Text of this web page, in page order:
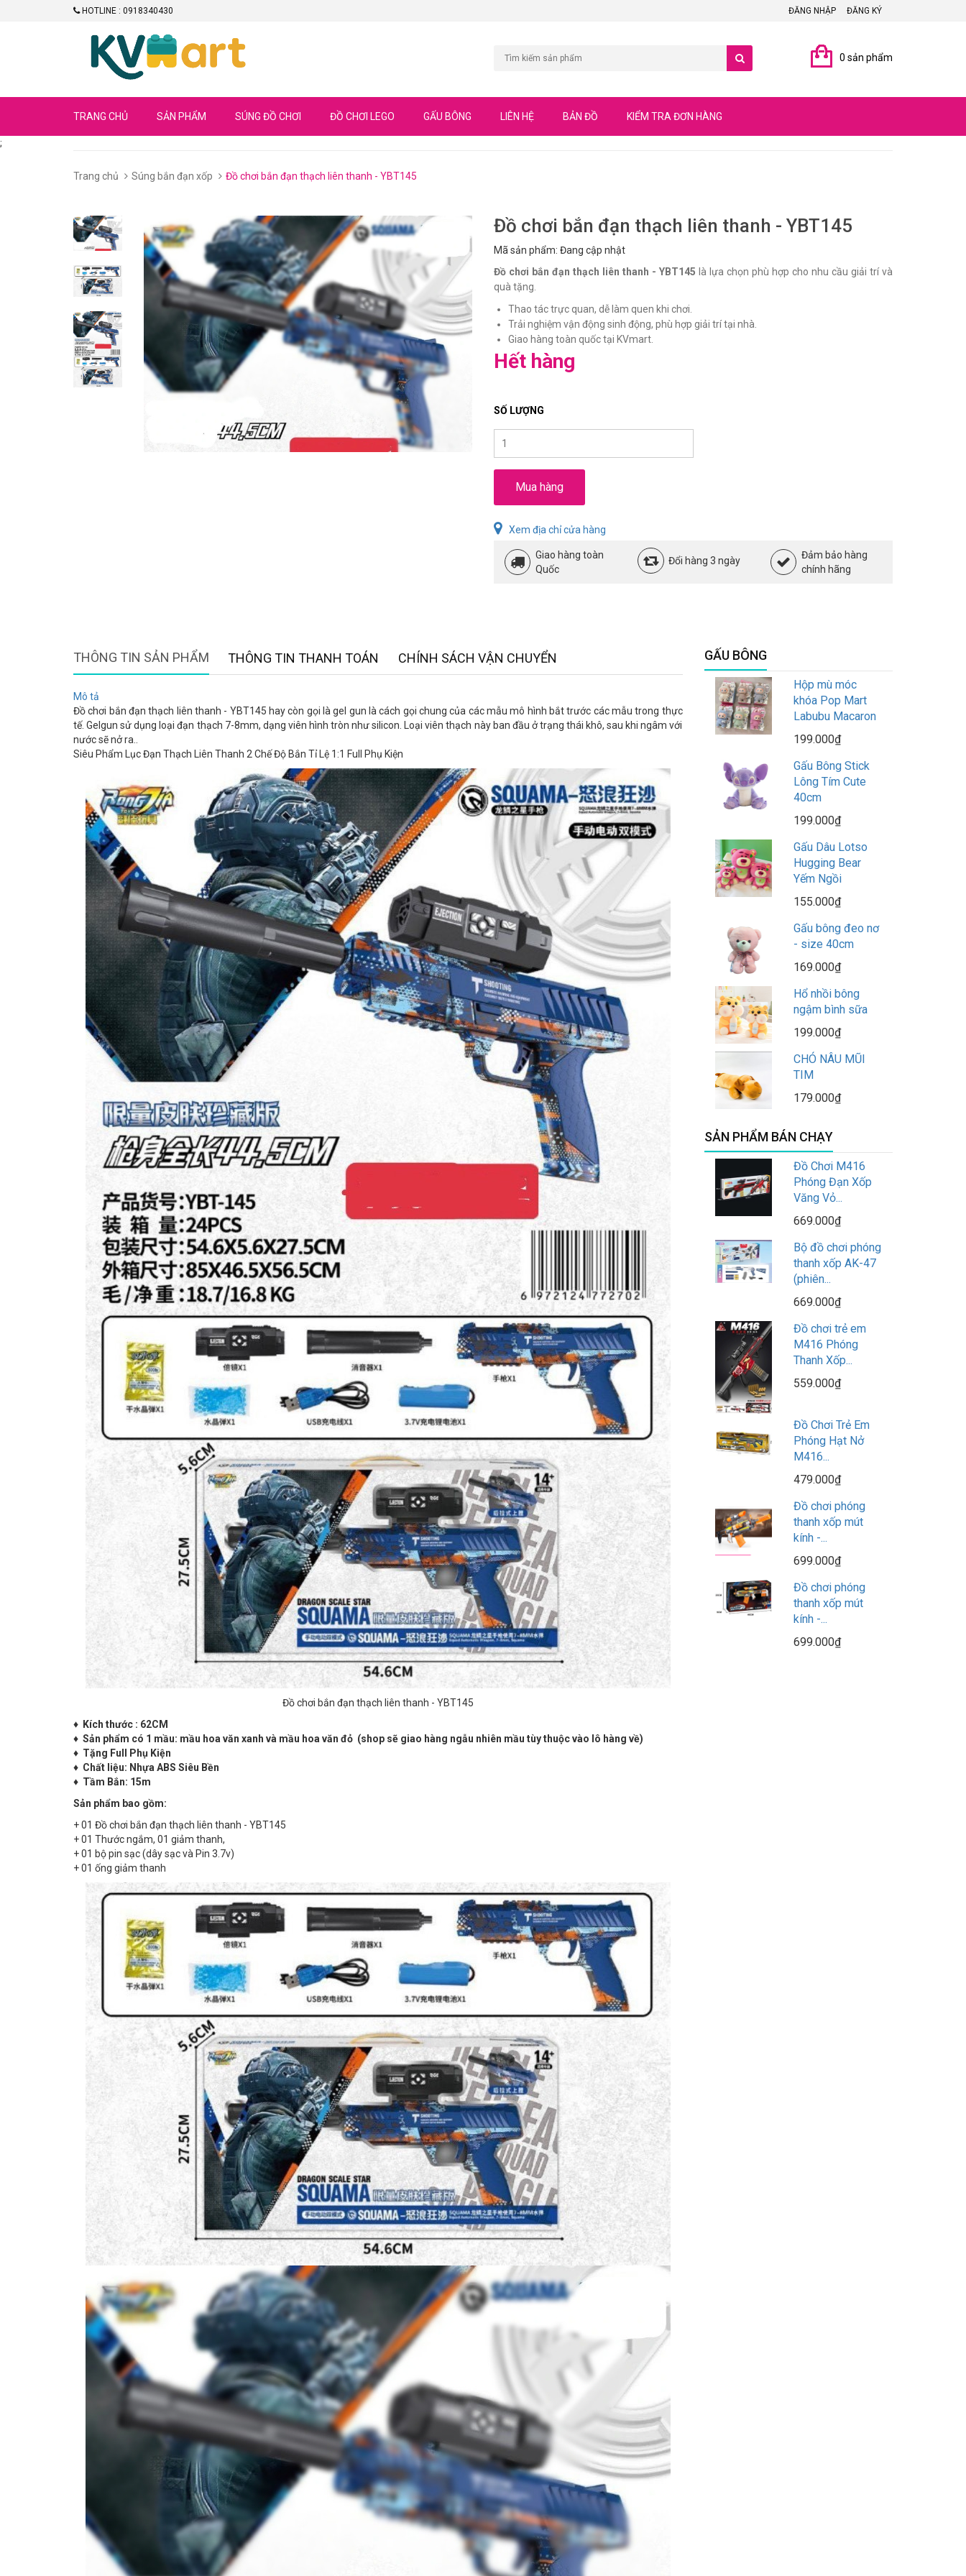
HOTLINE : 0918340430 ĐĂNG NHẬP ĐĂNG KÝ
0 sản phẩm
TRANG CHỦ SẢN PHẨM SÚNG ĐỒ CHƠI ĐỒ CHƠI LEGO GẤU BÔNG LIÊN HỆ BẢN ĐỒ KIỂM TRA ĐƠN HÀNG
;
Trang chủ Súng bắn đạn xốp Đồ chơi bắn đạn thạch liên thanh - YBT145
Đồ chơi bắn đạn thạch liên thanh - YBT145
Mã sản phẩm: Đang cập nhật
Đồ chơi bắn đạn thạch liên thanh - YBT145 là lựa chọn phù hợp cho nhu cầu giải trí và
quà tặng.
Thao tác trực quan, dễ làm quen khi chơi.
Trải nghiệm vận động sinh động, phù hợp giải trí tại nhà.
Giao hàng toàn quốc tại KVmart.
Hết hàng
SỐ LƯỢNG
Mua hàng
Xem địa chỉ cửa hàng
Giao hàng toàn
Quốc
Đổi hàng 3 ngày
Đảm bảo hàng
chính hãng
THÔNG TIN SẢN PHẨM THÔNG TIN THANH TOÁN CHÍNH SÁCH VẬN CHUYỂN
Mô tả
Đồ chơi bắn đạn thạch liên thanh - YBT145 hay còn gọi là gel gun là cách gọi chung của các mẫu mô hình bắt trước các mẫu trong thực
tế. Gelgun sử dụng loại đạn thạch 7-8mm, dạng viên hình tròn như silicon. Loại viên thạch này ban đầu ở trạng thái khô, sau khi ngâm với
nước sẽ nở ra..
Siêu Phẩm Lục Đạn Thạch Liên Thanh 2 Chế Độ Bắn Tỉ Lệ 1:1 Full Phụ Kiện
Đồ chơi bắn đạn thạch liên thanh - YBT145
♦ Kích thước : 62CM
♦ Sản phẩm có 1 mầu: mầu hoa văn xanh và mầu hoa văn đỏ (shop sẽ giao hàng ngẫu nhiên mầu tùy thuộc vào lô hàng về)
♦ Tặng Full Phụ Kiện
♦ Chất liệu: Nhựa ABS Siêu Bền
♦ Tầm Bắn: 15m
Sản phẩm bao gồm:
+ 01 Đồ chơi bắn đạn thạch liên thanh - YBT145
+ 01 Thước ngắm, 01 giảm thanh,
+ 01 bộ pin sạc (dây sạc và Pin 3.7v)
+ 01 ống giảm thanh
GẤU BÔNG
Hộp mù móc
khóa Pop Mart
Labubu Macaron
199.000₫
Gấu Bông Stick
Lông Tím Cute
40cm
199.000₫
Gấu Dâu Lotso
Hugging Bear
Yếm Ngồi
155.000₫
Gấu bông đeo nơ
- size 40cm
169.000₫
Hổ nhồi bông
ngậm bình sữa
199.000₫
CHÓ NÂU MŨI
TIM
179.000₫
SẢN PHẨM BÁN CHẠY
Đồ Chơi M416
Phóng Đạn Xốp
Văng Vỏ...
669.000₫
Bộ đồ chơi phóng
thanh xốp AK-47
(phiên...
669.000₫
Đồ chơi trẻ em
M416 Phóng
Thanh Xốp...
559.000₫
Đồ Chơi Trẻ Em
Phóng Hạt Nở
M416...
479.000₫
Đồ chơi phóng
thanh xốp mút
kính -...
699.000₫
Đồ chơi phóng
thanh xốp mút
kính -...
699.000₫